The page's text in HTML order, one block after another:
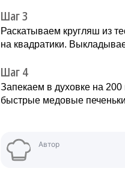
Шаг 3
Раскатываем кругляш из
на квадратики.
Шаг 4
Запекаем в духовке на
быстрые медовые
Автор